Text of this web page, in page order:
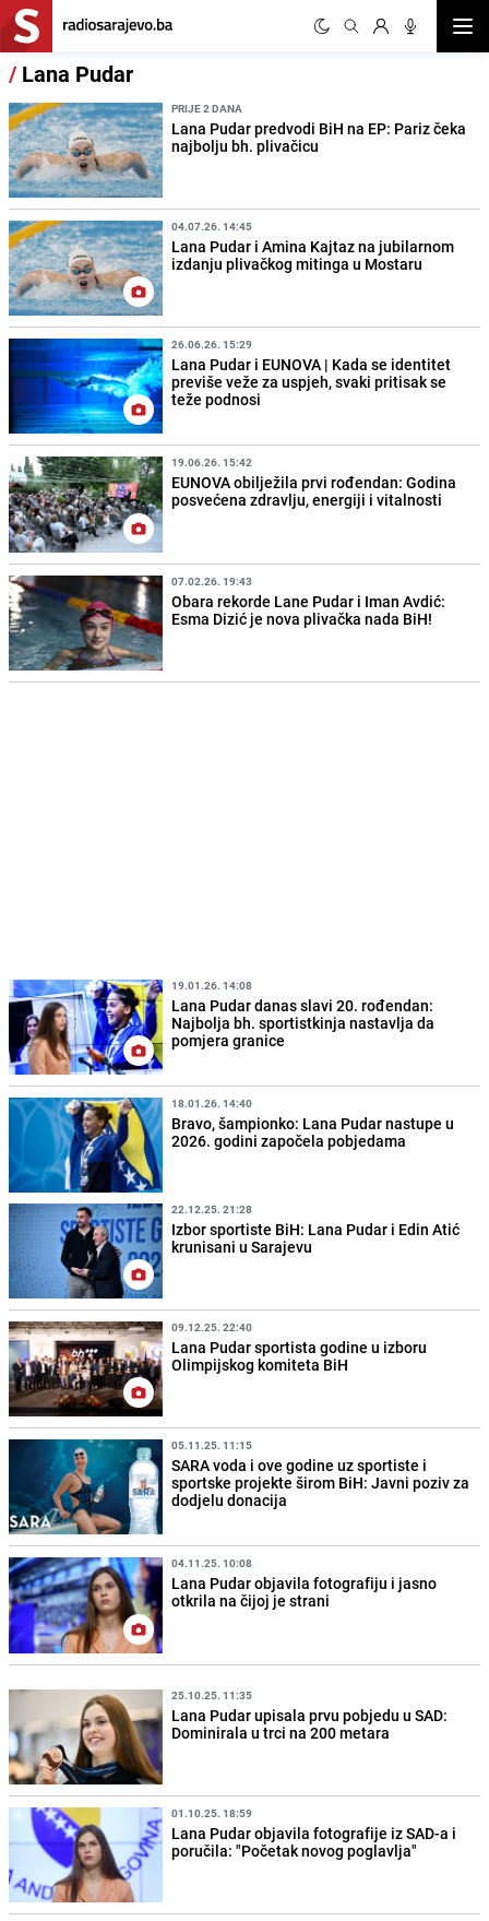
/ Lana Pudar
PRIJE 2 DANA
Lana Pudar predvodi BiH na EP: Pariz čeka
najbolju bh. plivačicu
04.07.26. 14:45
Lana Pudar i Amina Kajtaz na jubilarnom
izdanju plivačkog mitinga u Mostaru
26.06.26. 15:29
Lana Pudar i EUNOVA | Kada se identitet
previše veže za uspjeh, svaki pritisak se
teže podnosi
19.06.26. 15:42
EUNOVA obilježila prvi rođendan: Godina
posvećena zdravlju, energiji i vitalnosti
07.02.26. 19:43
Obara rekorde Lane Pudar i Iman Avdić:
Esma Dizić je nova plivačka nada BiH!
19.01.26. 14:08
Lana Pudar danas slavi 20. rođendan:
Najbolja bh. sportistkinja nastavlja da
pomjera granice
18.01.26. 14:40
Bravo, šampionko: Lana Pudar nastupe u
2026. godini započela pobjedama
22.12.25. 21:28
Izbor sportiste BiH: Lana Pudar i Edin Atić
krunisani u Sarajevu
09.12.25. 22:40
Lana Pudar sportista godine u izboru
Olimpijskog komiteta BiH
05.11.25. 11:15
SARA voda i ove godine uz sportiste i
sportske projekte širom BiH: Javni poziv za
dodjelu donacija
04.11.25. 10:08
Lana Pudar objavila fotografiju i jasno
otkrila na čijoj je strani
25.10.25. 11:35
Lana Pudar upisala prvu pobjedu u SAD:
Dominirala u trci na 200 metara
01.10.25. 18:59
Lana Pudar objavila fotografije iz SAD-a i
poručila: "Početak novog poglavlja"